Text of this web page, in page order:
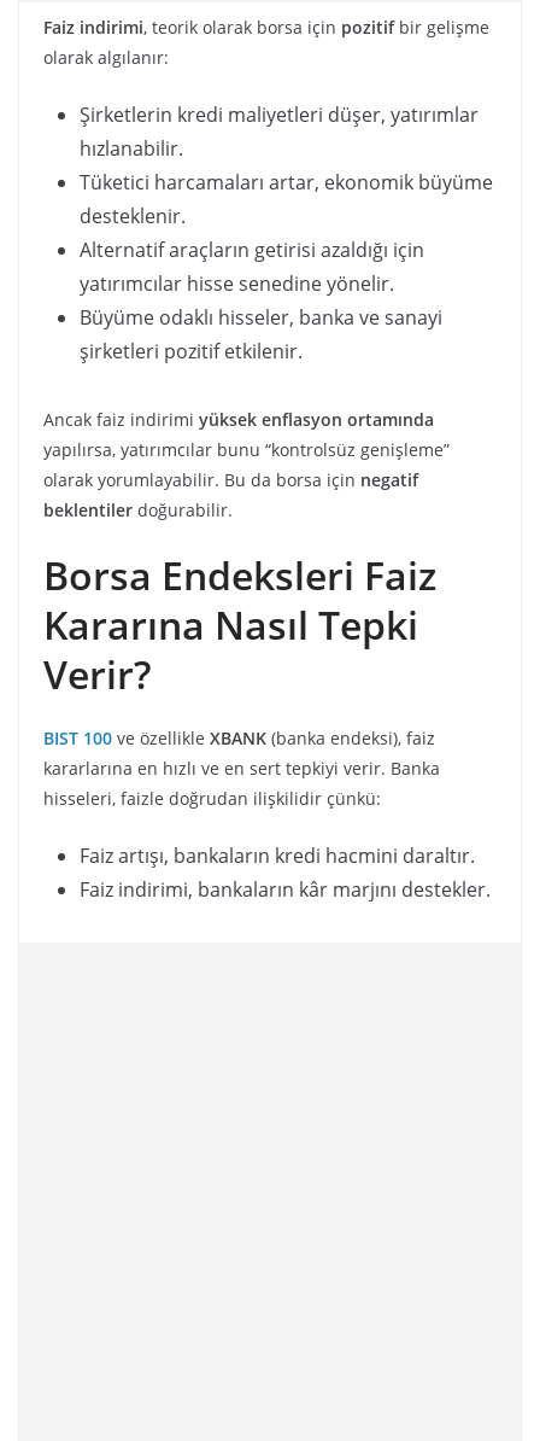
Faiz indirimi, teorik olarak borsa için pozitifbir gelişme
olarak algılanır:
Şirketlerin kredi maliyetleri düşer, yatırımlar
hızlanabilir.
Tüketici harcamaları artar, ekonomik büyüme
desteklenir.
Alternatif araçların getirisi azaldığı için
yatırımcılar hisse senedine yönelir.
Büyüme odaklı hisseler, banka ve sanayi
şirketleri pozitif etkilenir.
Ancak faiz indirimi yüksek enflasyon ortamında
yapılırsa, yatırımcılar bunu “kontrolsüz genişleme”
olarak yorumlayabilir. Bu da borsa için negatif
beklentiler doğurabilir.
Borsa Endeksleri Faiz
Kararına Nasıl Tepki
Verir?
BIST 100 ve özellikle XBANK (banka endeksi), faiz
kararlarına en hızlı ve en sert tepkiyi verir. Banka
hisseleri, faizle doğrudan ilişkilidir çünkü:
Faiz artışı, bankaların kredi hacmini daraltır.
Faiz indirimi, bankaların kâr marjını destekler.